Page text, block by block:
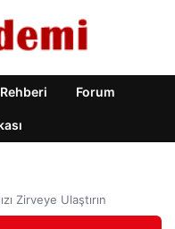
Forum
Zirveye Ulaştırın